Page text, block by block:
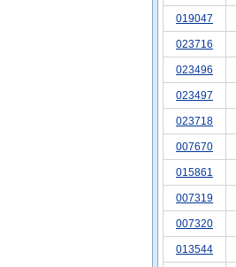
019047
023716
023496
023497
023718
007670
015861
007319
007320
013544